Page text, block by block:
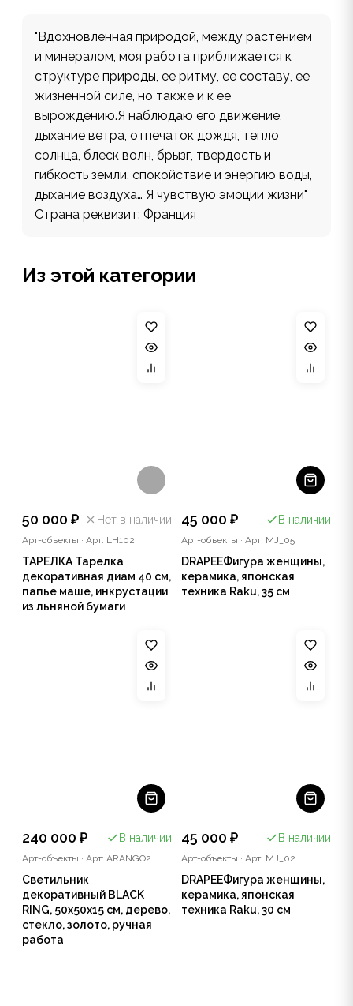
"Вдохновленная природой, между растением
и минералом, моя работа приближается к
структуре природы, ее ритму, ее составу, ее
жизненной силе, но также и к ее
вырождению.Я наблюдаю его движение,
дыхание ветра, отпечаток дождя, тепло
солнца, блеск волн, брызг, твердость и
гибкость земли, спокойствие и энергию воды,
дыхание воздуха… Я чувствую эмоции жизни"
Страна реквизит: Франция
Из этой категории
50 000 ₽ Нет в наличии
Арт-объекты · Арт: LH102
ТАРЕЛКА Тарелка
декоративная диам 40 см,
папье маше, инкрустации
из льняной бумаги
45 000 ₽ В наличии
Арт-объекты · Арт: MJ_05
DRAPEEФигура женщины,
керамика, японская
техника Raku, 35 см
240 000 ₽ В наличии
Арт-объекты · Арт: ARANGO2
Светильник
декоративный BLACK
RING, 50х50х15 см, дерево,
стекло, золото, ручная
работа
45 000 ₽ В наличии
Арт-объекты · Арт: MJ_02
DRAPEEФигура женщины,
керамика, японская
техника Raku, 30 см